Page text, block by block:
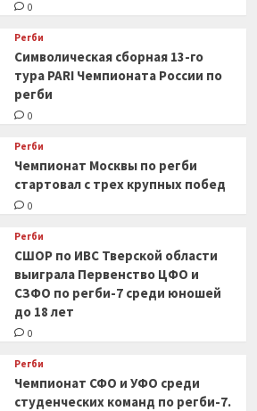
0
Регби
Символическая сборная 13-го
тура PARI Чемпионата России по
регби
0
Регби
Чемпионат Москвы по регби
стартовал с трех крупных побед
0
Регби
СШОР по ИВС Тверской области
выиграла Первенство ЦФО и
СЗФО по регби-7 среди юношей
до 18 лет
0
Регби
Чемпионат СФО и УФО среди
студенческих команд по регби-7.